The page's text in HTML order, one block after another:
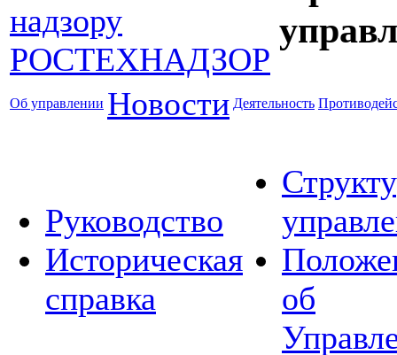
Об управлении Новости Деятельность
Руководство
Историческая
справка
об